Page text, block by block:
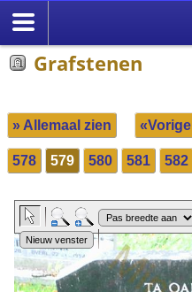
Grafstenen
» Allemaal zien «Vorige
578 579 580 581 582